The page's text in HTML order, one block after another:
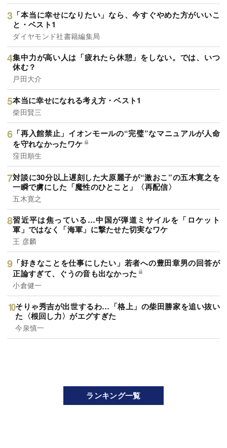
「本当に幸せになりたい」なら、今すぐやめた方がいいこ
と・ベスト1
ダイヤモンド社書籍編集局
集中力が高い人は「疲れたら休憩」をしない。では、いつ
休む？
戸田大介
本当に幸せになれる考え方・ベスト1
柴田賢三
「再入館禁止」イオンモールの“完璧”なマニュアルが人命
を守れなかったワケ
窪田順生
対談に30分以上遅刻した大原麗子が“激おこ”の五木寛之を
一瞬で虜にした「魔性のひとこと」〈再配信〉
五木寛之
習近平は焦っている…中国が弾道ミサイルを「ロケット
軍」ではなく「海軍」に撃たせた切実なワケ
王 彦麟
「好きなことを仕事にしたい」若者への豊田章男の回答が
正論すぎて、ぐうの音も出なかった
小倉健一
そりゃ秀吉が出世するわ…「格上」の柴田勝家を追い抜い
た〈根回し力〉がエグすぎた
今泉慎一
ランキング一覧